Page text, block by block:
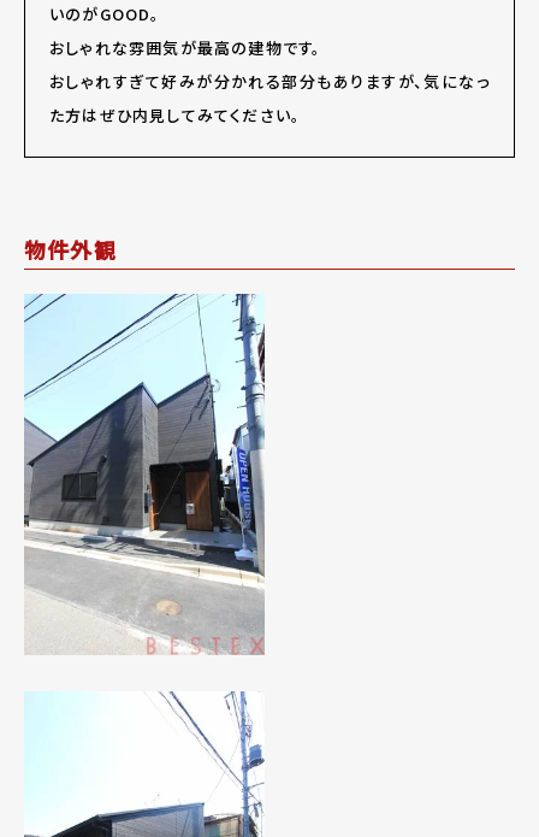
いのがGOOD。
おしゃれな雰囲気が最高の建物です。
おしゃれすぎて好みが分かれる部分もありますが、気になっ
た方はぜひ内見してみてください。
物件外観